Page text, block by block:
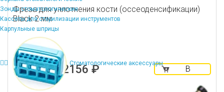
Зонды стоматологические
Кассеты для стерилизации инструментов
Карпульные шприцы
Стоматологические аксессуары
Фреза для уплотнения кости (оссеоденсификации)
Black 2 мм
2156 ₽
В